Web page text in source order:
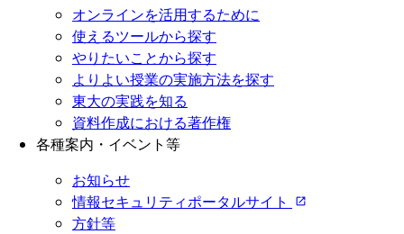
オンラインを活用するために
使えるツールから探す
やりたいことから探す
よりよい授業の実施方法を探す
東大の実践を知る
資料作成における著作権
各種案内・イベント等
お知らせ
情報セキュリティポータルサイト
方針等